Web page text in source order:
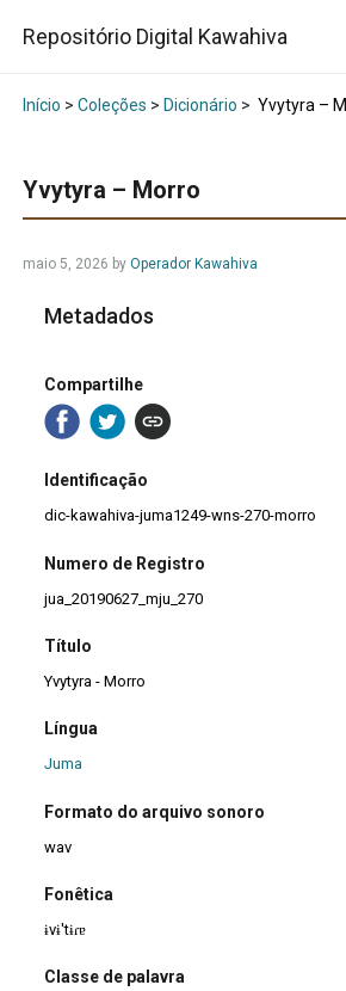
Repositório Digital Kawahiva
Início > Coleções > Dicionário > Yvytyra –
Yvytyra – Morro
maio 5, 2026 by Operador Kawahiva
Metadados
Compartilhe
Identificação
dic-kawahiva-juma1249-wns-270-morro
Numero de Registro
jua_20190627_mju_270
Título
Yvytyra - Morro
Língua
Juma
Formato do arquivo sonoro
wav
Fonêtica
ɨvɨ'tɨɾɐ
Classe de palavra